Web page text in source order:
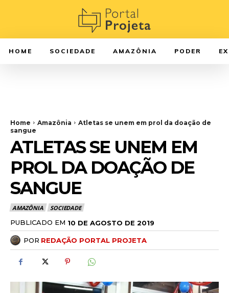
HOME SOCIEDADE AMAZÔNIA PODER
Home Amazônia
Atletas se unem em prol da doação de
sangue
ATLETAS SE UNEM EM
PROL DA DOAÇÃO DE
SANGUE
AMAZÔNIA SOCIEDADE
PUBLICADO EM 10 DE AGOSTO DE 2019
POR REDAÇÃO PORTAL PROJETA